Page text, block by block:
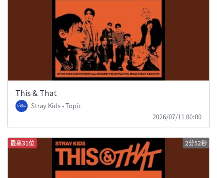
This & That
Stray Kids - Topic
2026/07/11 00:00
最高31位 2分52秒